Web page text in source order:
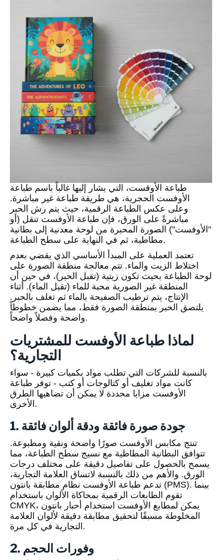
طباعة الأوفست، التي يشار إليها غالباً باسم طباعة
الأوفست الحجرية، هي طريقة طباعة غير مباشرة.
وعلى عكس الطباعة الرقمية، حيث يتم رش الحبر
مباشرةً على الورق، فإن طباعة الأوفست تنقل (أو
"الأوفست") الصورة المحبرة من لوحة معدنية إلى بطانية
مطاطية، ثم في النهاية على سطح الطباعة.
تعتمد العملية على المبدأ الأساسي الذي يقضي بعدم
اختلاط الزيت والماء. تتم معالجة منطقة الصورة على
لوحة الطباعة بحيث تكون زيتية (تقبل الحبر)، في حين أن
المنطقة غير الصورية محبة للماء (تقبل الماء). أثناء
الإنتاج، يتم ترطيب الصفيحة بالماء ثم تغلف بالحبر.
يلتصق الحبر بمنطقة الصورة فقط، مما يضمن خطوطاً
واضحة وفصلاً واضحاً.
لماذا طباعة الأوفست للمشتريات
التجارية؟
بالنسبة للشركات التي تطلب مواد بكميات كبيرة - سواء
كانت مواد تغليف أو كتالوجات أو كتب - توفر طباعة
الأوفست مزايا محددة لا يمكن أن تضاهيها الطرق
الأخرى.
1. جودة صورة فائقة ودقة ألوان فائقة
تنتج مكابس الأوفست صورًا واضحة ونقية ومطبوعة.
تتوافق البطانية المطاطية مع نسيج سطح الطباعة، مما
يسمح بالحصول على تفاصيل دقيقة على مختلف درجات
الورق. والأهم من ذلك بالنسبة لاتساق العلامة التجارية،
تدعم طباعة الأوفست نظام مطابقة بانتون (PMS). بينما
تقوم الطابعات الرقمية بمحاكاة الألوان باستخدام
CMYK، يمكن لمطابع الأوفست استخدام أحبار بانتون
المخلوطة مسبقًا لتحقيق مطابقة دقيقة لألوان العلامة
التجارية في كل مرة.
2. وفورات الحجم